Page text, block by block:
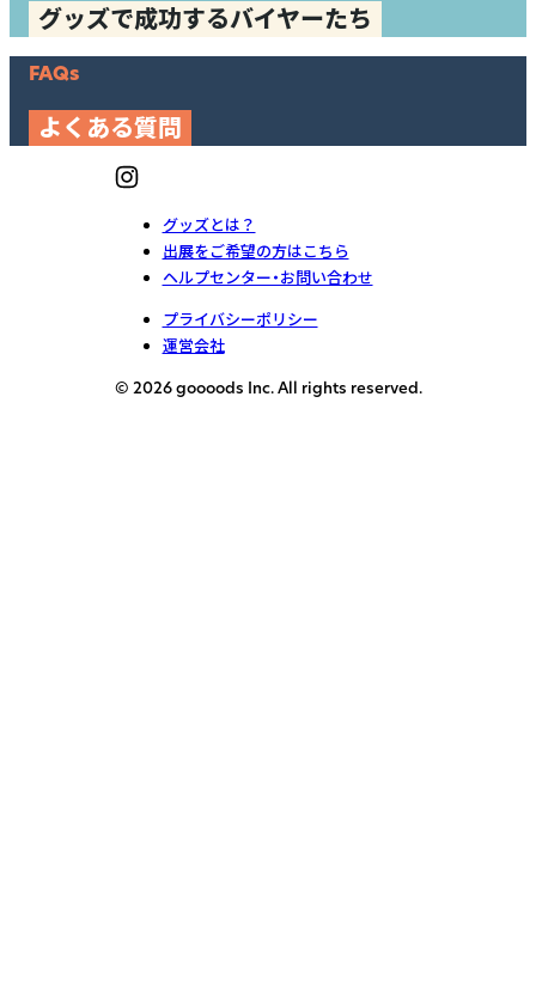
グッズで成功するバイヤーたち
FAQs
よくある質問
グッズとは？
出展をご希望の方はこちら
ヘルプセンター・お問い合わせ
プライバシーポリシー
運営会社
© 2026 goooods Inc. All rights reserved.